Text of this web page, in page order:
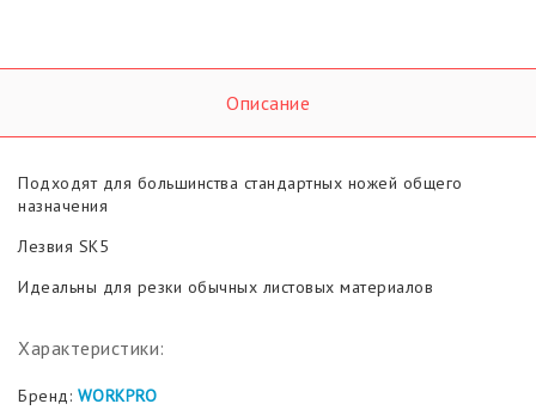
Описание
Подходят для большинства стандартных ножей общего
назначения
Лезвия SK5
Идеальны для резки обычных листовых материалов
Характеристики:
Бренд: WORKPRO